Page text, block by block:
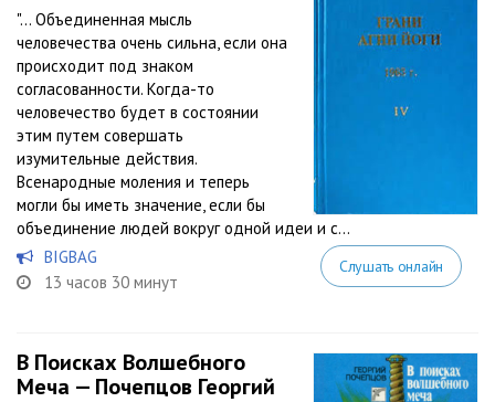
"… Объединенная мысль
человечества очень сильна, если она
происходит под знаком
согласованности. Когда-то
человечество будет в состоянии
этим путем совершать
изумительные действия.
Всенародные моления и теперь
могли бы иметь значение, если бы
объединение людей вокруг одной идеи и с...
BIGBAG
13 часов 30 минут
Слушать онлайн
В Поисках Волшебного
Меча — Почепцов Георгий